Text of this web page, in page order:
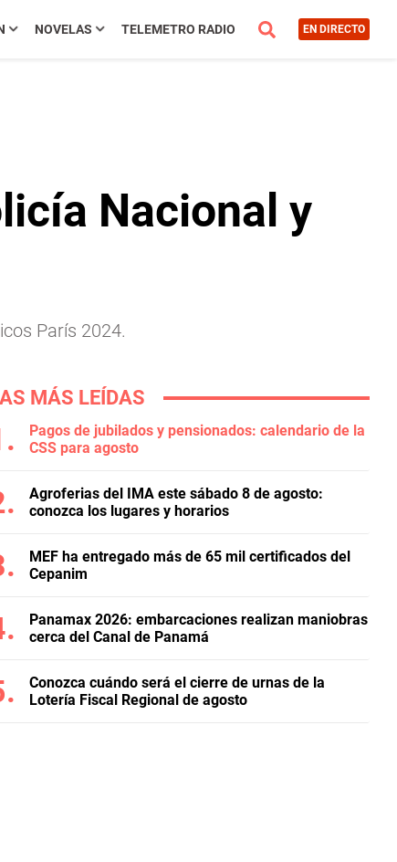
NOVELAS TELEMETRO RADIO EN DIRECTO
Nacional y
París 2024.
MÁS LEÍDAS
Pagos de jubilados y pensionados: calendario de la
CSS para agosto
Agroferias del IMA este sábado 8 de agosto:
conozca los lugares y horarios
MEF ha entregado más de 65 mil certificados del
Cepanim
Panamax 2026: embarcaciones realizan maniobras
cerca del Canal de Panamá
Conozca cuándo será el cierre de urnas de la
Lotería Fiscal Regional de agosto